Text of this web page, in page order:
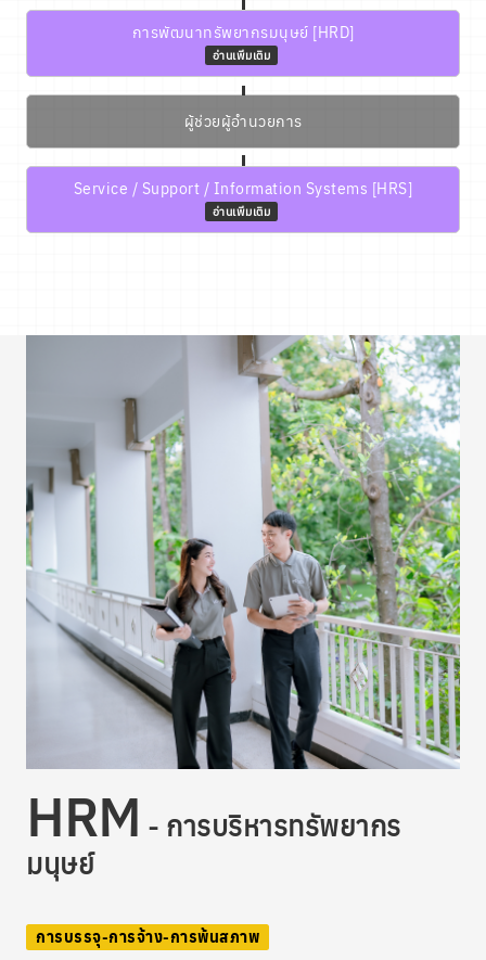
การพัฒนาทรัพยากรมนุษย์ [HRD]
อ่านเพิ่มเติม
ผู้ช่วยผู้อำนวยการ
Service / Support / Information Systems [HRS]
อ่านเพิ่มเติม
HRM - การบริหารทรัพยากร
มนุษย์
การบรรจุ-การจ้าง-การพ้นสภาพ